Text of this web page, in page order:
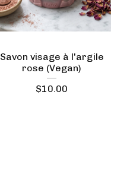
Savon visage à l'argile
rose (Vegan)
$10.00